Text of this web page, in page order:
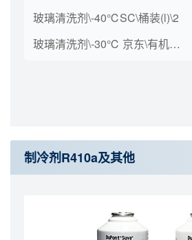
玻璃清洗剂\-40℃SC\桶装(l)\2
玻璃清洗剂\-30℃ 京东\有机醇\桶装(L)\2
制冷剂R410a及其他